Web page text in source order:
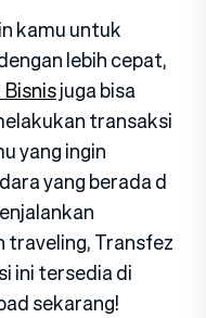
kamu untuk
lebih cepat,
juga bisa
transaksi
yang ingin
yang berada d
traveling, Transfez
ini tersedia di
sekarang!